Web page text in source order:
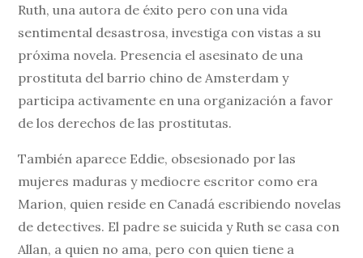
Ruth, una autora de éxito pero con una vida
sentimental desastrosa, investiga con vistas a su
próxima novela. Presencia el asesinato de una
prostituta del barrio chino de Amsterdam y
participa activamente en una organización a favor
de los derechos de las prostitutas.
También aparece Eddie, obsesionado por las
mujeres maduras y mediocre escritor como era
Marion, quien reside en Canadá escribiendo novelas
de detectives. El padre se suicida y Ruth se casa con
Allan, a quien no ama, pero con quien tiene a